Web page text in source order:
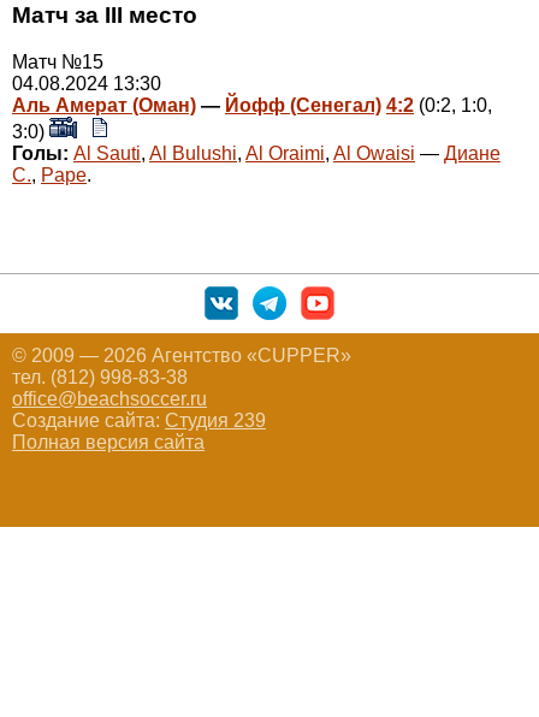
Матч за III место
Матч №15
04.08.2024 13:30
Аль Амерат (Оман) — Йофф (Сенегал) 4:2 (0:2, 1:0,
3:0)
Голы: Al Sauti, Al Bulushi, Al Oraimi, Al Owaisi — Диане
С., Pape.
© 2009 — 2026 Агентство «CUPPER»
тел. (812) 998-83-38
office@beachsoccer.ru
Создание сайта: Студия 239
Полная версия сайта